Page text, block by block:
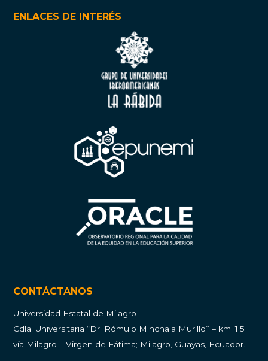
ENLACES DE INTERÉS
CONTÁCTANOS
Universidad Estatal de Milagro
Cdla. Universitaria “Dr. Rómulo Minchala Murillo” – km. 1.5
vía Milagro – Virgen de Fátima; Milagro, Guayas, Ecuador.